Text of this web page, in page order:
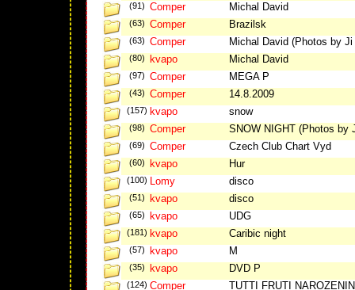
(91) Comper Michal David
(63) Comper Brazilsk
(63) Comper Michal David (Photos by Ji
(80) kvapo Michal David
(97) Comper MEGA P
(43) Comper 14.8.2009
(157) kvapo snow
(98) Comper SNOW NIGHT (Photos by
(69) Comper Czech Club Chart Vyd
(60) kvapo Hur
(100) Lomy disco
(51) kvapo disco
(65) kvapo UDG
(181) kvapo Caribic night
(57) kvapo M
(35) kvapo DVD P
(124) Comper TUTTI FRUTI